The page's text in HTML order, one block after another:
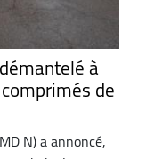
à
de
N) a annoncé,